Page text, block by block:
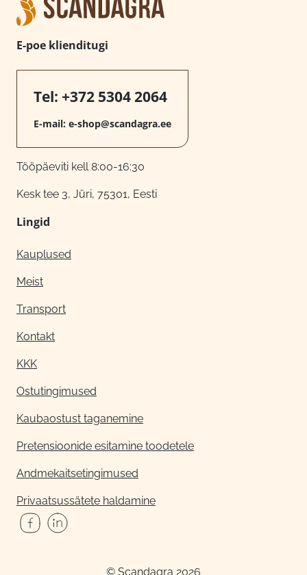
E-poe klienditugi
Tel: +372 5304 2064
E-mail: e-shop@scandagra.ee
Tööpäeviti kell 8:00-16:30
Kesk tee 3, Jüri, 75301, Eesti
Lingid
Kauplused
Meist
Transport
Kontakt
KKK
Ostutingimused
Kaubaostust taganemine
Pretensioonide esitamine toodetele
Andmekaitsetingimused
Privaatsussätete haldamine
© Scandagra 2026